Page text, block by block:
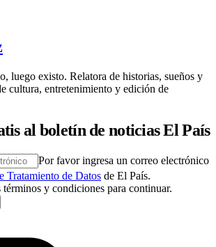
luego existo. Relatora de historias, sueños y
cultura, entretenimiento y edición de
al boletín de noticias El País
Por favor ingresa un correo electrónico
Tratamiento de Datos de El País.
términos y condiciones para continuar.